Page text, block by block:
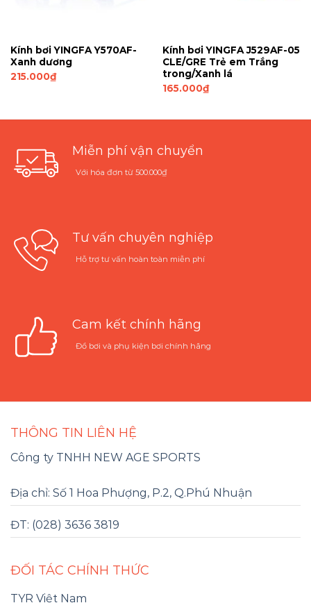
Kính bơi YINGFA Y570AF-
Xanh dương
215.000₫
Kính bơi YINGFA J529AF-05
CLE/GRE Trẻ em Trắng
trong/Xanh lá
165.000₫
Miễn phí vận chuyển
Với hóa đơn từ 500.000₫
Tư vấn chuyên nghiệp
Hỗ trợ tư vấn hoàn toàn miễn phí
Cam kết chính hãng
Đồ bơi và phụ kiện bơi chính hãng
THÔNG TIN LIÊN HỆ
Công ty TNHH NEW AGE SPORTS
Địa chỉ: Số 1 Hoa Phượng, P.2, Q.Phú Nhuận
ĐT: (028) 3636 3819
ĐỐI TÁC CHÍNH THỨC
TYR Việt Nam